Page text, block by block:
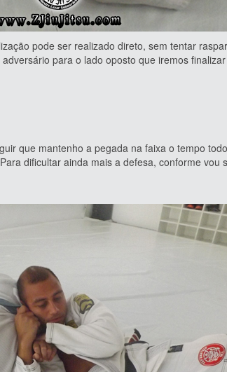
ser realizado direto, sem tentar raspar
para o lado oposto que iremos
mantenho a pegada na faixa o tempo todo,
dificultar ainda mais a defesa, conforme vou